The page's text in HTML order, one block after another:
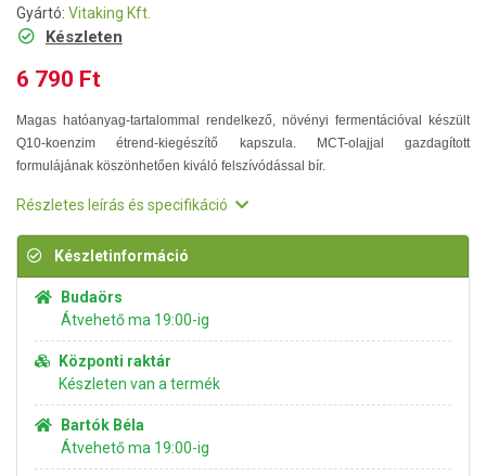
Gyártó: Vitaking Kft.
Készleten
6 790 Ft
Magas hatóanyag-tartalommal rendelkező, növényi fermentációval készült
Q10-koenzim étrend-kiegészítő kapszula. MCT-olajjal gazdagított
formulájának köszönhetően kiváló felszívódással bír.
Részletes leírás és specifikáció
Készletinformáció
Budaörs
Átvehető ma 19:00-ig
Központi raktár
Készleten van a termék
Bartók Béla
Átvehető ma 19:00-ig